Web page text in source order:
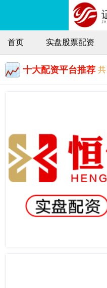
首页 实盘股票配资
十大配资平台推荐 共